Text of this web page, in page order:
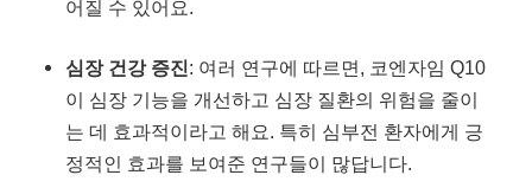
어질 수 있어요.
심장 건강 증진: 여러 연구에 따르면, 코엔자임 Q10
이 심장 기능을 개선하고 심장 질환의 위험을 줄이
는 데 효과적이라고 해요. 특히 심부전 환자에게 긍
정적인 효과를 보여준 연구들이 많답니다.